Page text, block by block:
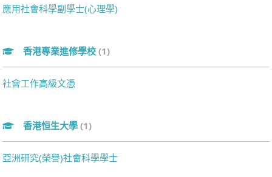
應用社會科學副學士(心理學)
香港專業進修學校 (1)
社會工作高級文憑
香港恒生大學 (1)
亞洲研究(榮譽)社會科學學士